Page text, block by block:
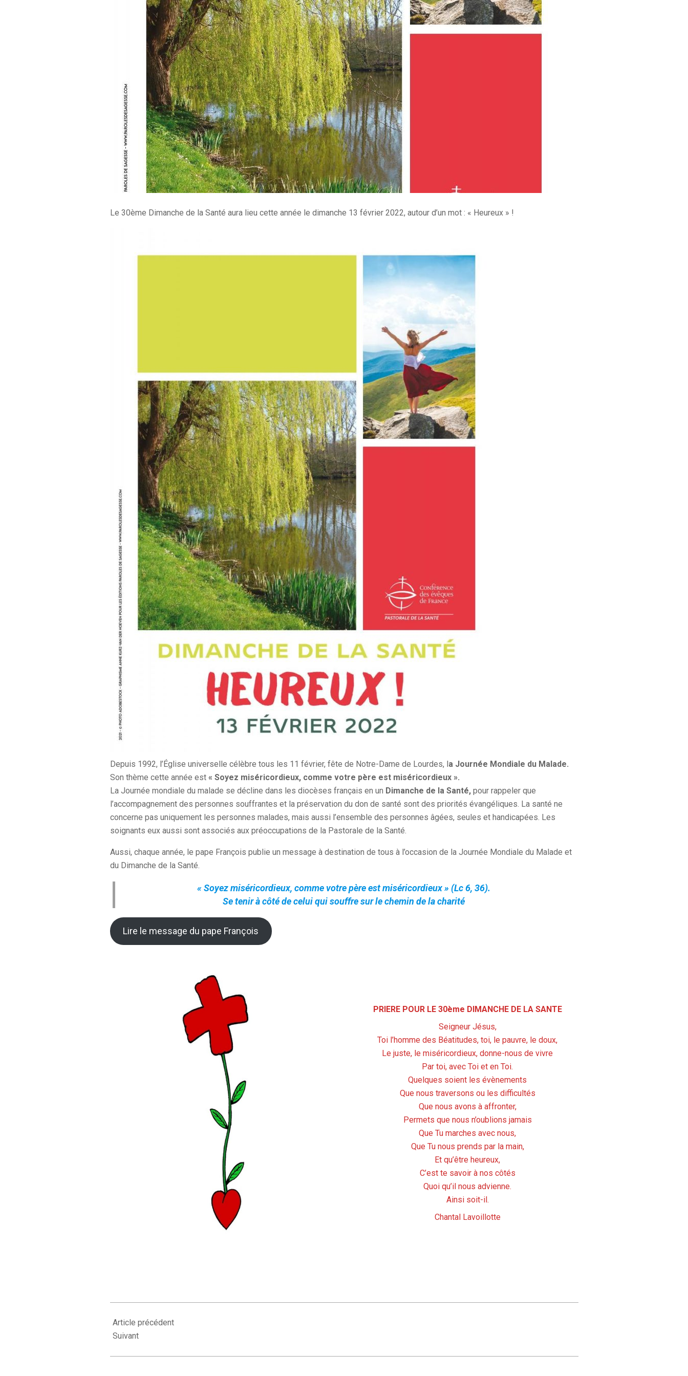
Le 30ème Dimanche de la Santé aura lieu cette année le dimanche 13 février 2022, autour d’un mot : « Heureux » !
Depuis 1992, l’Église universelle célèbre tous les 11 février, fête de Notre-Dame de Lourdes, la Journée Mondiale du Malade.
Son thème cette année est « Soyez miséricordieux, comme votre père est miséricordieux ».
La Journée mondiale du malade se décline dans les diocèses français en un Dimanche de la Santé, pour rappeler que
l’accompagnement des personnes souffrantes et la préservation du don de santé sont des priorités évangéliques. La santé ne
concerne pas uniquement les personnes malades, mais aussi l’ensemble des personnes âgées, seules et handicapées. Les
soignants eux aussi sont associés aux préoccupations de la Pastorale de la Santé.
Aussi, chaque année, le pape François publie un message à destination de tous à l’occasion de la Journée Mondiale du Malade et
du Dimanche de la Santé.
« Soyez miséricordieux, comme votre père est miséricordieux » (Lc 6, 36).
Se tenir à côté de celui qui souffre sur le chemin de la charité
Lire le message du pape François
PRIERE POUR LE 30ème DIMANCHE DE LA SANTE
Seigneur Jésus,
Toi l’homme des Béatitudes, toi, le pauvre, le doux,
Le juste, le miséricordieux, donne-nous de vivre
Par toi, avec Toi et en Toi.
Quelques soient les évènements
Que nous traversons ou les difficultés
Que nous avons à affronter,
Permets que nous n’oublions jamais
Que Tu marches avec nous,
Que Tu nous prends par la main,
Et qu’être heureux,
C’est te savoir à nos côtés
Quoi qu’il nous advienne.
Ainsi soit-il.
Chantal Lavoillotte
02-
08
Article précédent
Suivant